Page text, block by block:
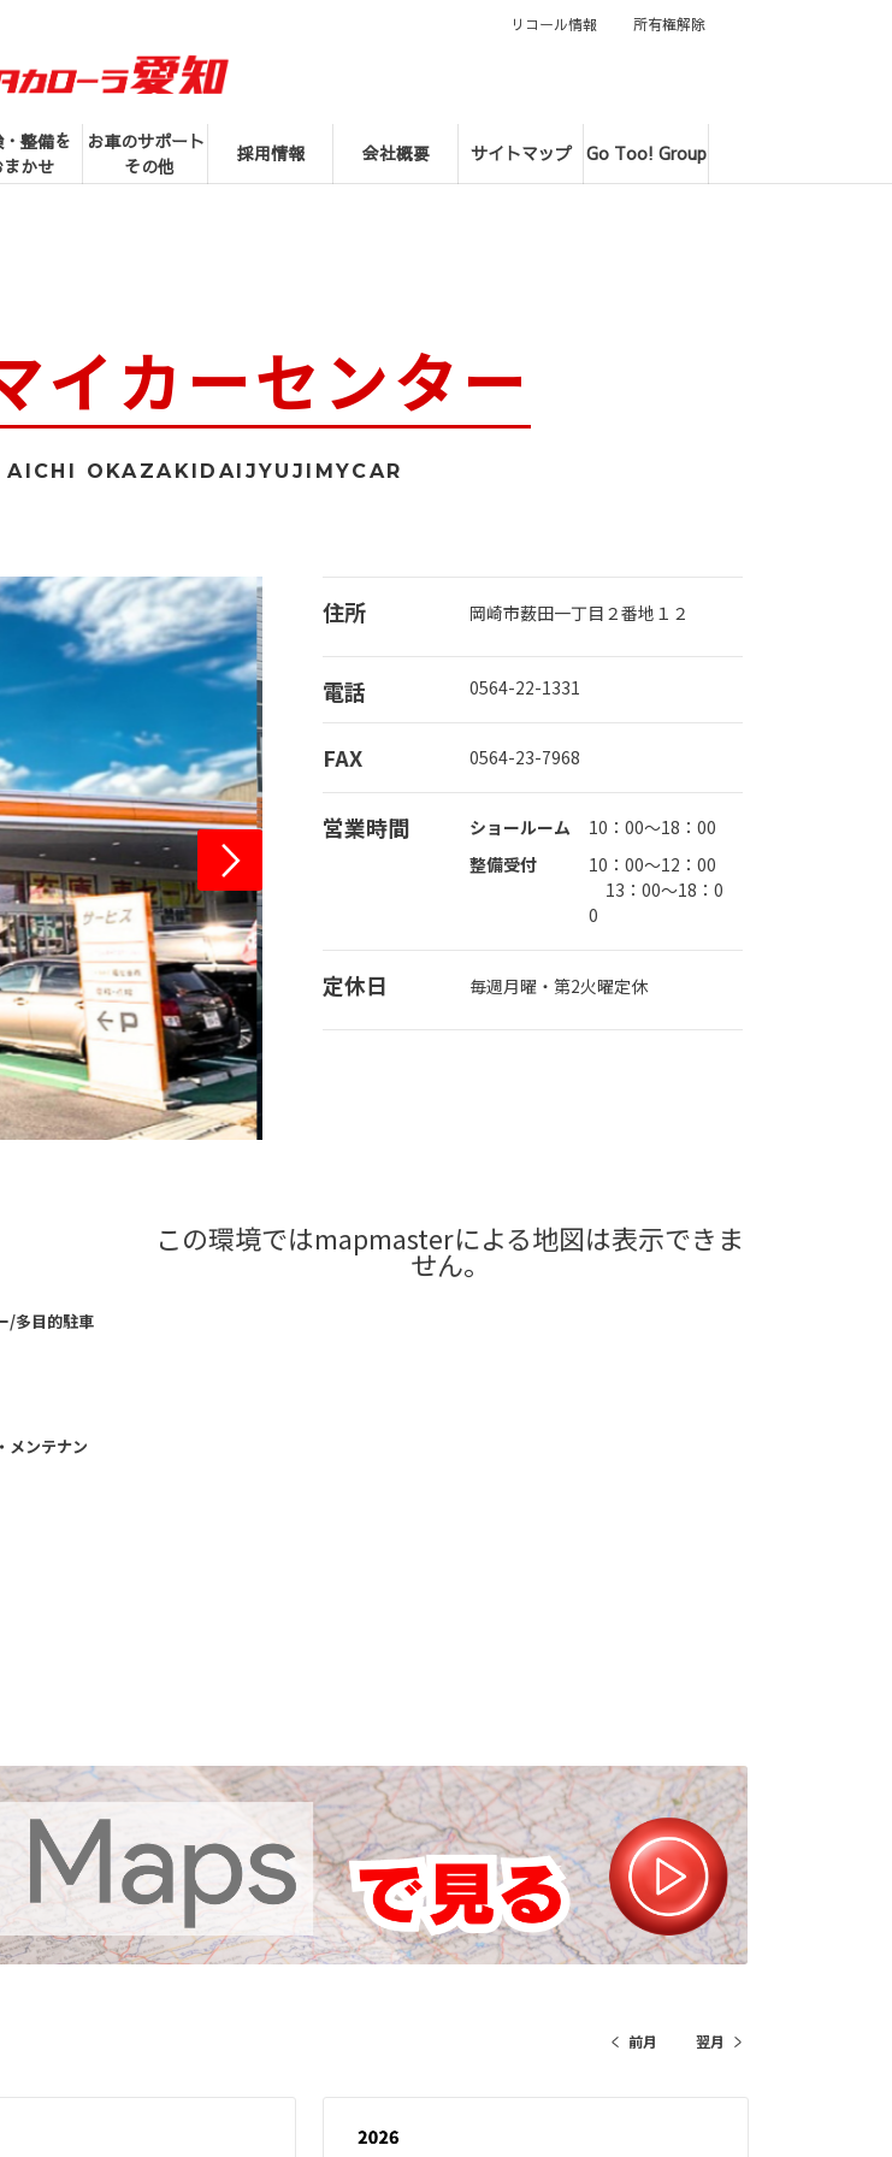
・整備を
まかせ
お車のサポート
その他
採用情報 会社概要 サイトマップ Go Too! Group
リコール情報 所有権解除
イカーセンター
OKAZAKIDAIJYUJIMYCAR
住所 岡崎市薮田一丁目２番地１２
電話 0564-22-1331
FAX 0564-23-7968
営業時間 ショールーム
10：00～18：00
整備受付
10：00～12：00
13：00～18：0
0
定休日 毎週月曜・第2火曜定休
/多目的駐車
メンテナン
この環境ではmapmasterによる地図は表示できま
せん。
前月 翌月